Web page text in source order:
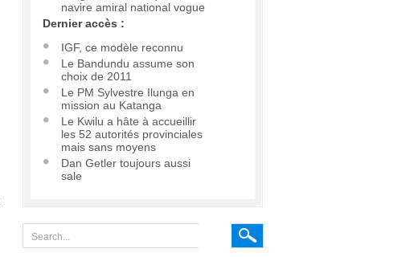
navire amiral national vogue
Dernier accès :
IGF, ce modèle reconnu
Le Bandundu assume son
choix de 2011
Le PM Sylvestre Ilunga en
mission au Katanga
Le Kwilu a hâte à accueillir
les 52 autorités provinciales
mais sans moyens
Dan Getler toujours aussi
sale